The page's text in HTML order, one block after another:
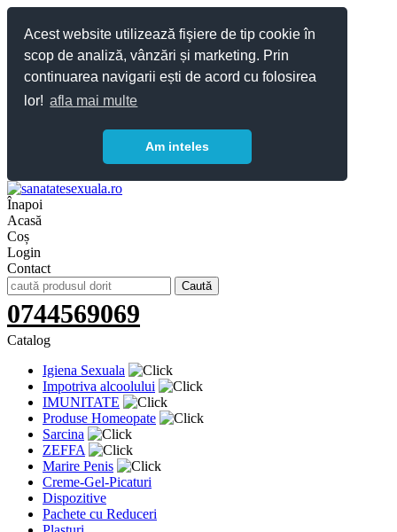
Acest website utilizează fişiere de tip cookie în
scop de analiză, vânzări și marketing. Prin
continuarea navigarii ești de acord cu folosirea
lor! afla mai multe
Am inteles
Înapoi
Acasă
Coș
Login
Contact
0744569069
Catalog
Igiena Sexuala
Impotriva alcoolului
IMUNITATE
Produse Homeopate
Sarcina
ZEFFA
Marire Penis
Creme-Gel-Picaturi
Dispozitive
Pachete cu Reduceri